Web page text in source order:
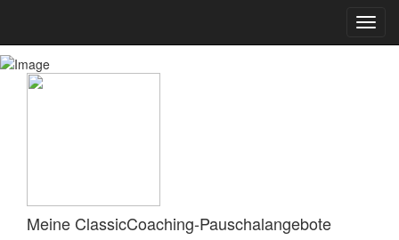
Meine ClassicCoaching-Pauschalangebote